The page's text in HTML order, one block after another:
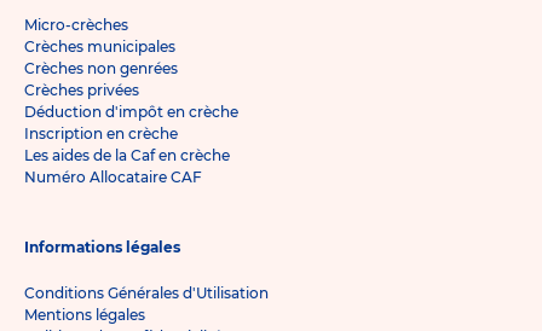
Micro-crèches
Crèches municipales
Crèches non genrées
Crèches privées
Déduction d'impôt en crèche
Inscription en crèche
Les aides de la Caf en crèche
Numéro Allocataire CAF
Informations légales
Conditions Générales d'Utilisation
Mentions légales